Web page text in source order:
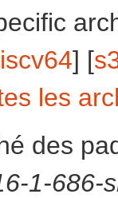
] [
les
des
1-686-